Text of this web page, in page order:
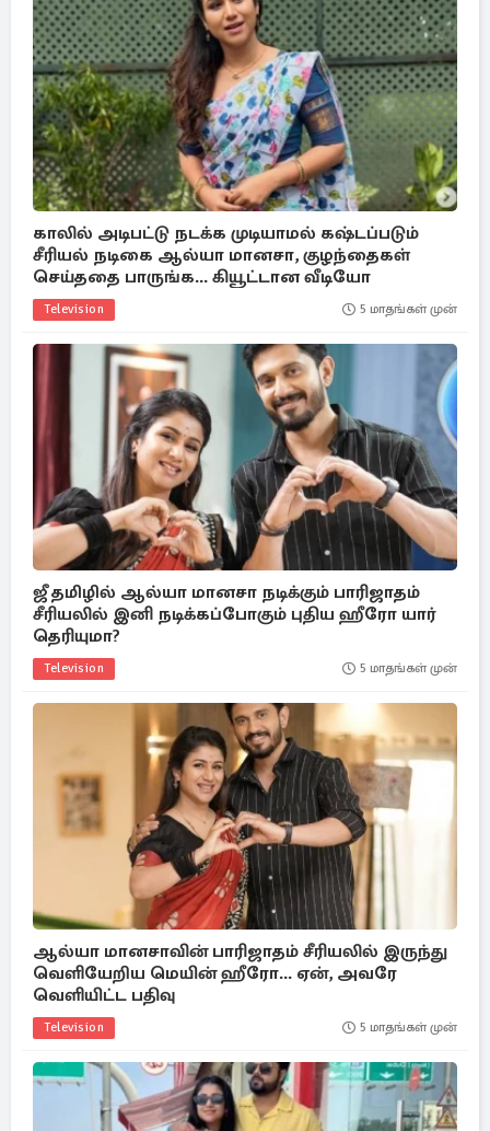
காலில் அடிபட்டு நடக்க முடியாமல் கஷ்டப்படும்
சீரியல் நடிகை ஆல்யா மானசா, குழந்தைகள்
செய்ததை பாருங்க... கியூட்டான வீடியோ
Television 5 மாதங்கள் முன்
ஜீ தமிழில் ஆல்யா மானசா நடிக்கும் பாரிஜாதம்
சீரியலில் இனி நடிக்கப்போகும் புதிய ஹீரோ யார்
தெரியுமா?
Television 5 மாதங்கள் முன்
ஆல்யா மானசாவின் பாரிஜாதம் சீரியலில் இருந்து
வெளியேறிய மெயின் ஹீரோ... ஏன், அவரே
வெளியிட்ட பதிவு
Television 5 மாதங்கள் முன்